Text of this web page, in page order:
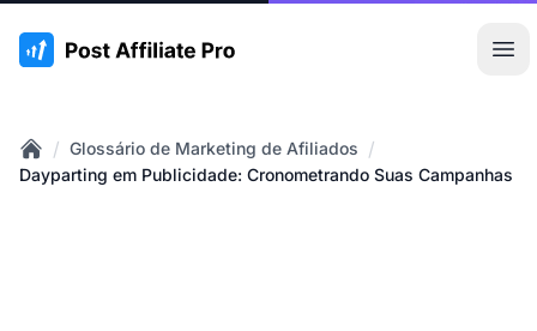
:site.title
Home
/ Glossário de Marketing de Afiliados /
Dayparting em Publicidade: Cronometrando Suas Campanhas